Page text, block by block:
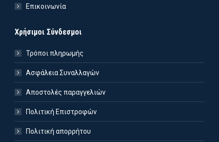
Επικοινωνία
Χρήσιμοι Σύνδεσμοι
Τρόποι πληρωμής
Ασφάλεια Συναλλαγών
Αποστολές παραγγελιών
Πολιτική Επιστροφών
Πολιτική απορρήτου